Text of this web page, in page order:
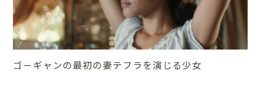
ゴ－ギャンの最初の妻テフラを演じる少女